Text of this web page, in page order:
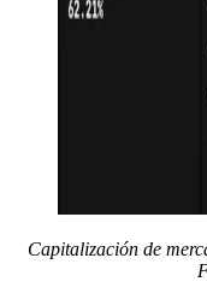
Capitalización de